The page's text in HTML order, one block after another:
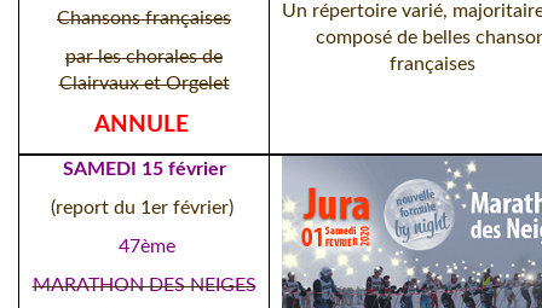
Chansons françaises
par les chorales de
Clairvaux et Orgelet
ANNULE
Un répertoire varié,
composé de belles
françaises
SAMEDI 15 février
(report du 1er février)
47ème
MARATHON DES NEIGES